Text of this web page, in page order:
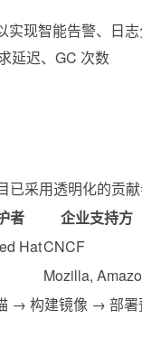
现智能告警、日
延迟、GC 次数
已采用透明化的贡
者
企业支持方
HatCNCF
Mozilla,
→ 构建镜像 → 部